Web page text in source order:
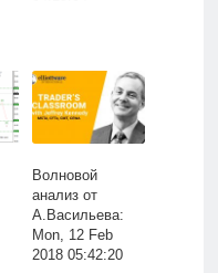
Волновой
анализ от
А.Васильева:
Mon, 12 Feb
2018 05:42:20